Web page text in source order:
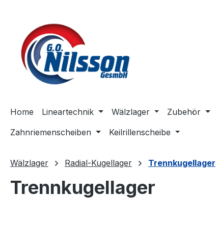
Home Lineartechnik Wälzlager Zubehör
Zahnriemenscheiben
Keilrillenscheibe
Wälzlager Radial-Kugellager Trennkugellager
Trennkugellager